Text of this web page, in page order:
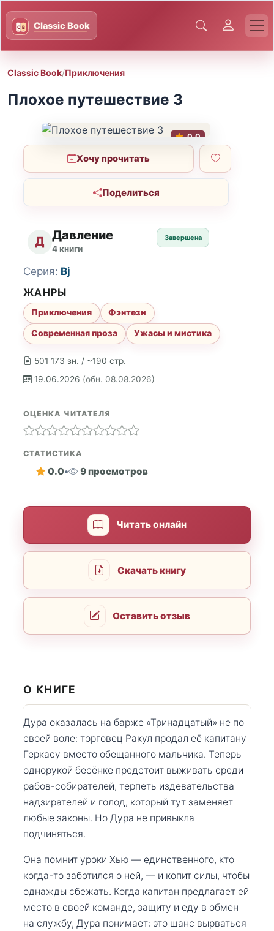
Classic Book/Приключения
Плохое путешествие 3
0.0
Хочу прочитать
Поделиться
Д Давление
4 книги
Завершена
501 173 зн. / ~190 стр.
19.06.2026 (обн. 08.08.2026)
Серия: Bj
ЖАНРЫ
Приключения
Фэнтези
Современная проза
Ужасы и мистика
ОЦЕНКА ЧИТАТЕЛЯ
СТАТИСТИКА
0.0• 9 просмотров
Читать онлайн
Скачать книгу
Оставить отзыв
О КНИГЕ
Дура оказалась на барже «Тринадцатый» не по
своей воле: торговец Ракул продал её капитану
Геркасу вместо обещанного мальчика. Теперь
однорукой бесёнке предстоит выживать среди
рабов-собирателей, терпеть издевательства
надзирателей и голод, который тут заменяет
любые законы. Но Дура не привыкла
подчиняться.
Она помнит уроки Хью — единственного, кто
когда-то заботился о ней, — и копит силы, чтобы
однажды сбежать. Когда капитан предлагает ей
место в своей команде, защиту и еду в обмен
на службу, Дура понимает: это шанс вырваться